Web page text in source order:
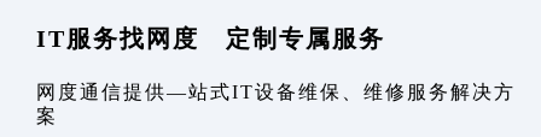
IT服务找网度 定制专属服务
网度通信提供—站式IT设备维保、维修服务解决方
案